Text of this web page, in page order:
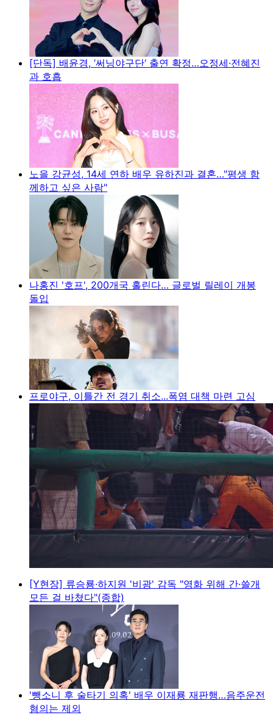
[단독] 배윤경, ’써닝야구단‘ 출연 확정…오정세·전혜진
과 호흡
노을 강균성, 14세 연하 배우 유하진과 결혼…"평생 함
께하고 싶은 사람"
나홍진 '호프', 200개국 홀린다… 글로벌 릴레이 개봉
돌입
프로야구, 이틀간 전 경기 취소...폭염 대책 마련 고심
[Y현장] 류승룡·하지원 '비광' 감독 "영화 위해 간·쓸개
모든 걸 바쳤다"(종합)
'뺑소니 후 술타기 의혹' 배우 이재룡 재판행…음주운전
혐의는 제외